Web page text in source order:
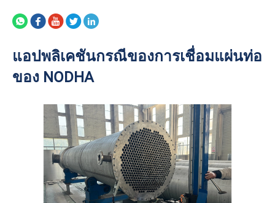
แอปพลิเคชันกรณีของการเชื่อมแผ่นท่อ
ของ NODHA